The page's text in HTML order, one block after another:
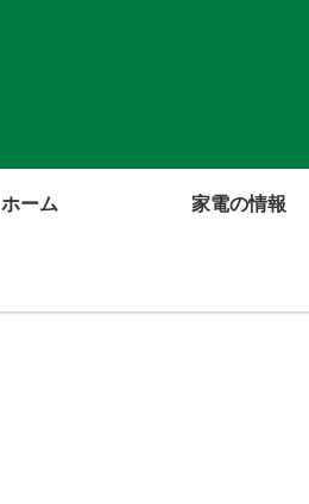
ホーム 家電の情報